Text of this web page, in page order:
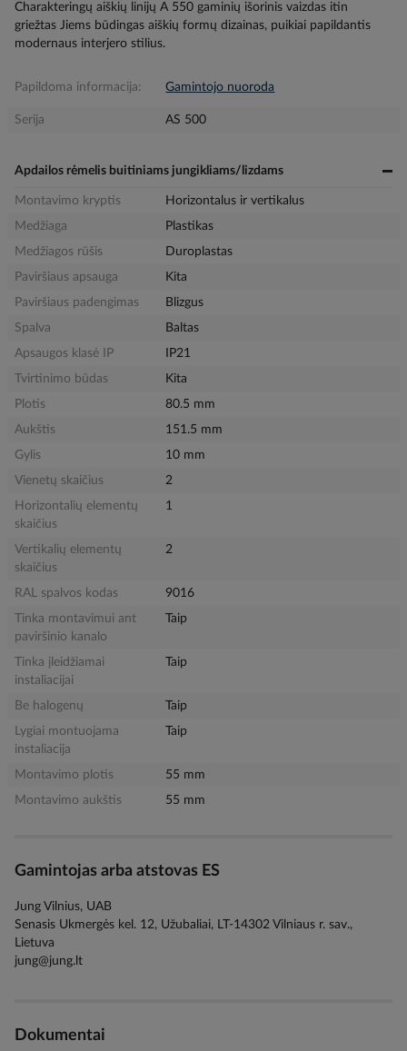
Charakteringų aiškių linijų A 550 gaminių išorinis vaizdas itin
griežtas Jiems būdingas aiškių formų dizainas, puikiai papildantis
modernaus interjero stilius.
Papildoma informacija: Gamintojo nuoroda
Serija AS 500
Apdailos rėmelis buitiniams jungikliams/lizdams
Montavimo kryptis
Horizontalus ir vertikalus
Medžiaga
Plastikas
Medžiagos rūšis
Duroplastas
Paviršiaus apsauga
Kita
Paviršiaus padengimas
Blizgus
Spalva
Baltas
Apsaugos klasė IP
IP21
Tvirtinimo būdas
Kita
Plotis
80.5 mm
Aukštis
151.5 mm
Gylis
10 mm
Vienetų skaičius
2
Horizontalių elementų
skaičius
1
Vertikalių elementų
skaičius
2
RAL spalvos kodas
9016
Tinka montavimui ant
paviršinio kanalo
Taip
Tinka įleidžiamai
instaliacijai
Taip
Be halogenų
Taip
Lygiai montuojama
instaliacija
Taip
Montavimo plotis
55 mm
Montavimo aukštis
55 mm
Gamintojas arba atstovas ES
Jung Vilnius, UAB
Senasis Ukmergės kel. 12, Užubaliai, LT-14302 Vilniaus r. sav.,
Lietuva
jung@jung.lt
Dokumentai